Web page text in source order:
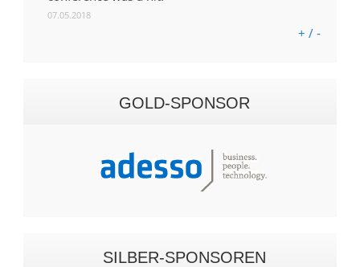
07.05.2018
+ / -
GOLD-SPONSOR
SILBER-SPONSOREN